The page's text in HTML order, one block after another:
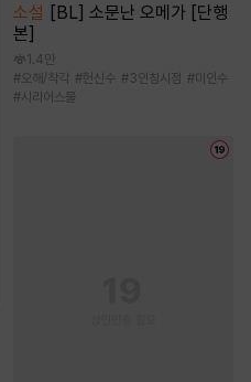
소설 [BL] 소문난 오메가 [단행
본]
1.4만
#오해/착각 #헌신수 #3인칭시점 #미인수
#시리어스물